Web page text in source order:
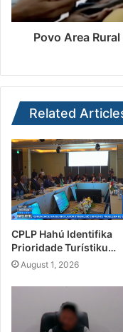
Povo Area
Related
CPLP Hahú Identifika
Prioridade Turístiku…
August 1, 2026